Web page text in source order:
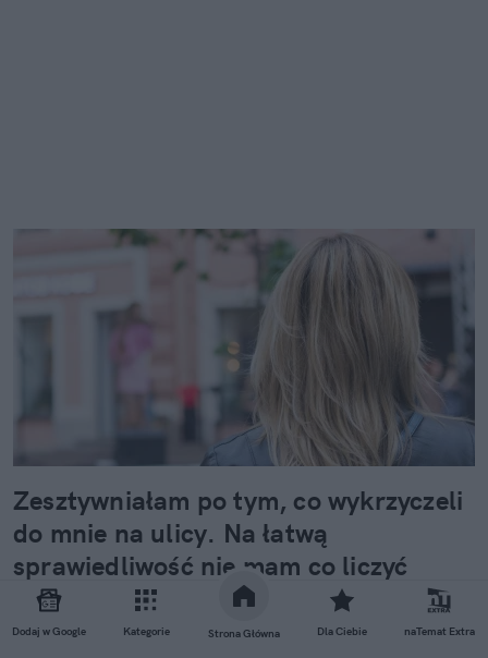
Dodaj w Google Kategorie Strona Główna Dla Ciebie naTemat Extra
Zesztywniałam po tym, co wykrzyczeli
do mnie na ulicy. Na łatwą
sprawiedliwość nie mam co liczyć
"Ej! Pokaż p**dę” – wykrzyczał do mnie na ulicy
pewien – chciałoby się powiedzieć – mężczyzna, ale